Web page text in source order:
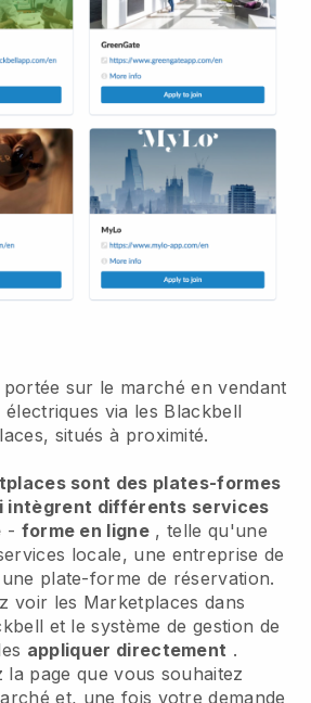
sur le marché en vendant
via les Blackbell
situés à proximité.
sont des plates-formes
intègrent différents services
- forme en ligne , telle qu'une
locale, une entreprise de
plate-forme de réservation.
voir les Marketplaces dans
et le système de gestion de
appliquer directement .
la page que vous souhaitez
et, une fois votre demande